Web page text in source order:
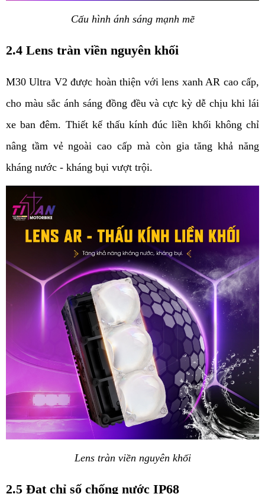
Cấu hình ánh sáng mạnh mẽ
2.4 Lens tràn viền nguyên khối
M30 Ultra V2 được hoàn thiện với lens xanh AR cao cấp,
cho màu sắc ánh sáng đồng đều và cực kỳ dễ chịu khi lái
xe ban đêm. Thiết kế thấu kính đúc liền khối không chỉ
nâng tầm vẻ ngoài cao cấp mà còn gia tăng khả năng
kháng nước - kháng bụi vượt trội.
Lens tràn viền nguyên khối
2.5 Đạt chỉ số chống nước IP68